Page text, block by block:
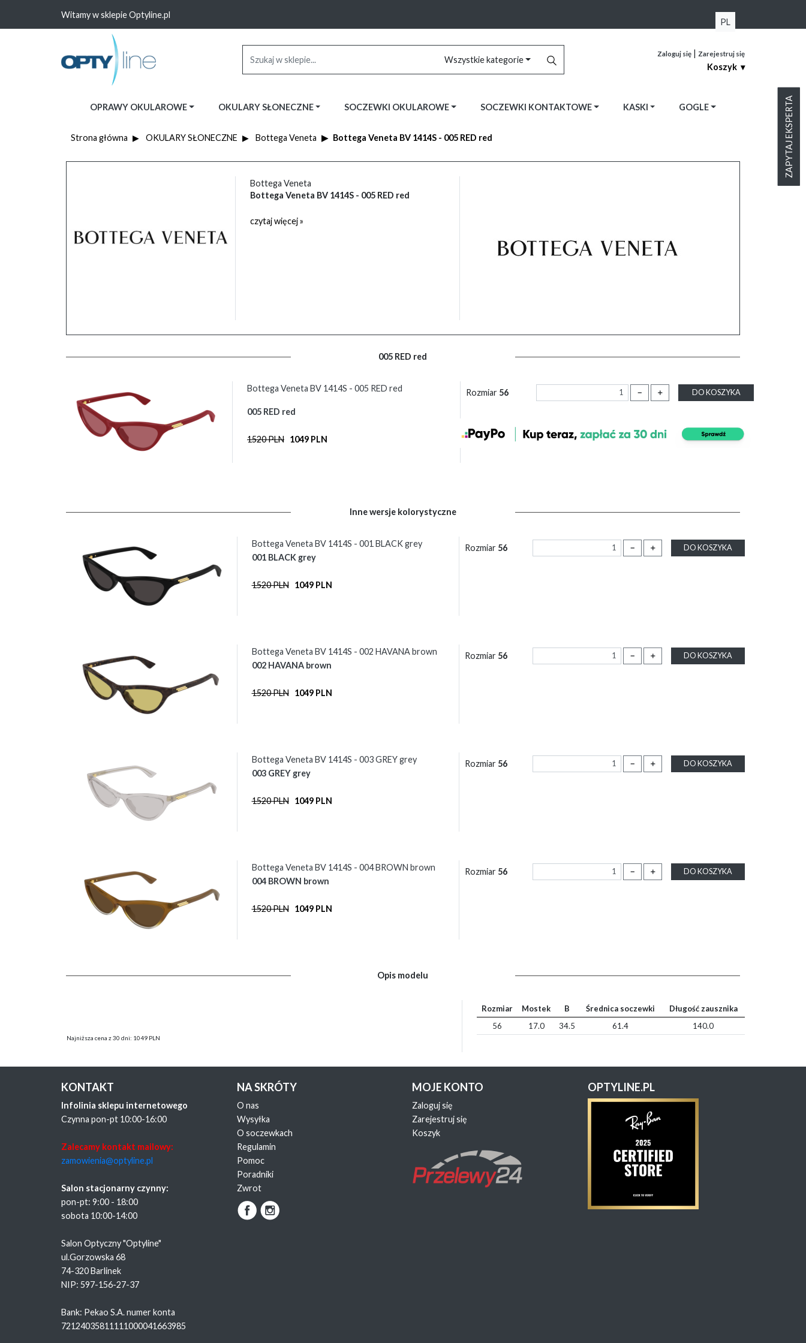
Witamy w sklepie Optyline.pl
PL
Wszystkie kategorie
Zaloguj się | Zarejestruj się
Koszyk ▾
OPRAWY OKULAROWE OKULARY SŁONECZNE SOCZEWKI OKULAROWE SOCZEWKI KONTAKTOWE KASKI GOGLE ZAPYTAJ EKSPERTA
Strona główna OKULARY SŁONECZNE Bottega Veneta Bottega Veneta BV 1414S - 005 RED red
Bottega Veneta
Bottega Veneta BV 1414S - 005 RED red
czytaj więcej »
005 RED red
Bottega Veneta BV 1414S - 005 RED red
005 RED red
1520 PLN 1049 PLN
Rozmiar 56 － ＋ DO KOSZYKA
Inne wersje kolorystyczne
Bottega Veneta BV 1414S - 001 BLACK grey
001 BLACK grey
1520 PLN 1049 PLN
Rozmiar 56 － ＋ DO KOSZYKA
Bottega Veneta BV 1414S - 002 HAVANA brown
002 HAVANA brown
1520 PLN 1049 PLN
Rozmiar 56 － ＋ DO KOSZYKA
Bottega Veneta BV 1414S - 003 GREY grey
003 GREY grey
1520 PLN 1049 PLN
Rozmiar 56 － ＋ DO KOSZYKA
Bottega Veneta BV 1414S - 004 BROWN brown
004 BROWN brown
1520 PLN 1049 PLN
Rozmiar 56 － ＋ DO KOSZYKA
Opis modelu
Najniższa cena z 30 dni: 1049 PLN
Rozmiar Mostek B Średnica soczewki
Długość zausznika
56
17.0 34.5 61.4 140.0
KONTAKT
Infolinia sklepu internetowego
Czynna pon-pt 10:00-16:00
Zalecamy kontakt mailowy:
zamowienia@optyline.pl
Salon stacjonarny czynny:
pon-pt: 9:00 - 18:00
sobota 10:00-14:00
Salon Optyczny "Optyline"
ul.Gorzowska 68
74-320 Barlinek
NIP: 597-156-27-37
Bank: Pekao S.A. numer konta
72124035811111000041663985
NA SKRÓTY
O nas
Wysyłka
O soczewkach
Regulamin
Pomoc
Poradniki
Zwrot
MOJE KONTO
Zaloguj się
Zarejestruj się
Koszyk
OPTYLINE.PL